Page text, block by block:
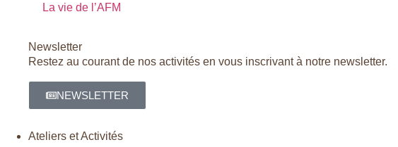
La vie de l’AFM
Newsletter
Restez au courant de nos activités en vous inscrivant à notre newsletter.
NEWSLETTER
Ateliers et Activités